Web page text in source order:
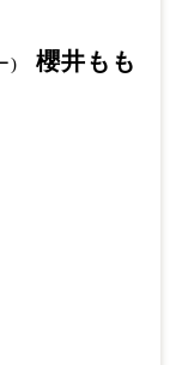
) 櫻井もも